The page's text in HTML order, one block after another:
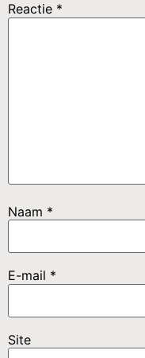
Reactie *
Naam *
E-mail *
Site